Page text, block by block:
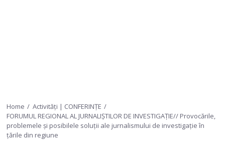
Home
Activități | CONFERINȚE
FORUMUL REGIONAL AL JURNALIȘTILOR DE INVESTIGAȚIE// Provocările,
problemele și posibilele soluții ale jurnalismului de investigație în
țările din regiune